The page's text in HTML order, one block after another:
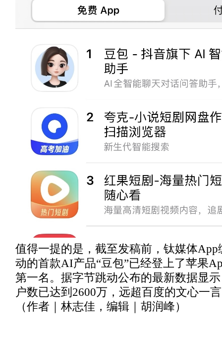
值得一提的是，截至发稿前，钛媒体
动的首款AI产品“豆包”已经登上了苹果
第一名。据字节跳动公布的最新数据显
户数已达到2600万，远超百度的文心一
（作者｜林志佳，编辑｜胡润峰）